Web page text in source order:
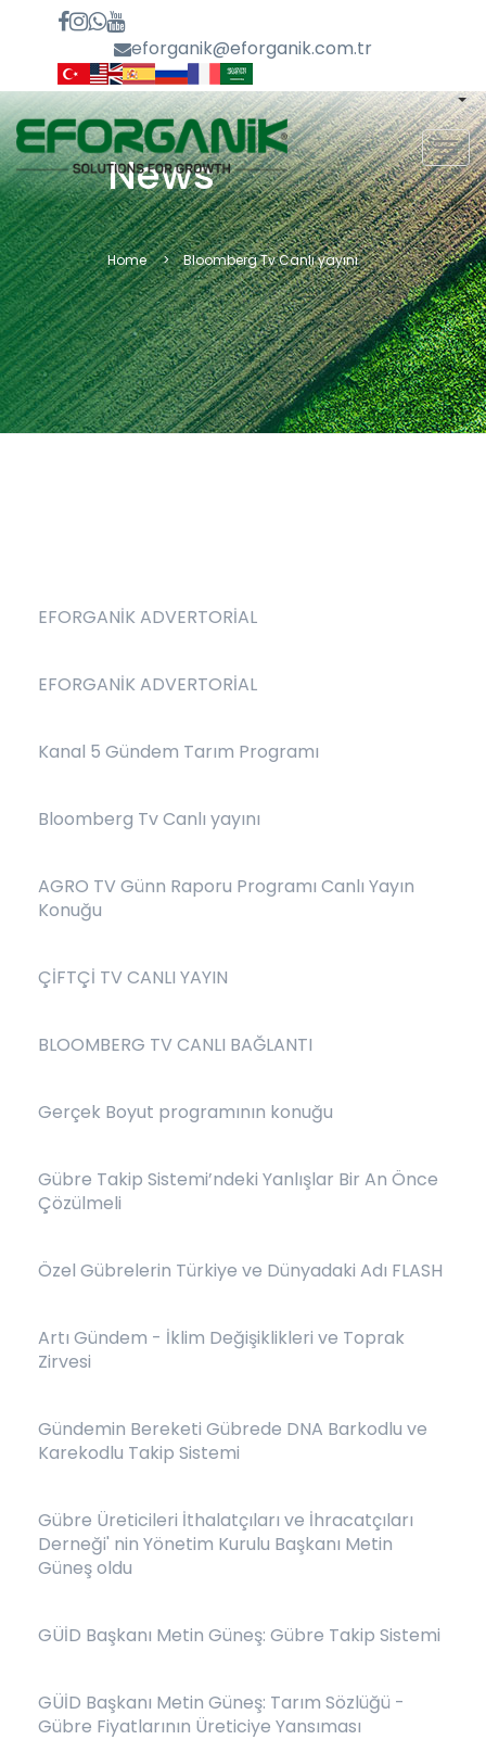
eforganik@eforganik.com.tr
News
Home Bloomberg Tv Canlı yayını
EFORGANİK ADVERTORİAL
EFORGANİK ADVERTORİAL
Kanal 5 Gündem Tarım Programı
Bloomberg Tv Canlı yayını
AGRO TV Günn Raporu Programı Canlı Yayın
Konuğu
ÇİFTÇİ TV CANLI YAYIN
BLOOMBERG TV CANLI BAĞLANTI
Gerçek Boyut programının konuğu
Gübre Takip Sistemi’ndeki Yanlışlar Bir An Önce
Çözülmeli
Özel Gübrelerin Türkiye ve Dünyadaki Adı FLASH
Artı Gündem - İklim Değişiklikleri ve Toprak
Zirvesi
Gündemin Bereketi Gübrede DNA Barkodlu ve
Karekodlu Takip Sistemi
Gübre Üreticileri İthalatçıları ve İhracatçıları
Derneği' nin Yönetim Kurulu Başkanı Metin
Güneş oldu
GÜİD Başkanı Metin Güneş: Gübre Takip Sistemi
GÜİD Başkanı Metin Güneş: Tarım Sözlüğü -
Gübre Fiyatlarının Üreticiye Yansıması